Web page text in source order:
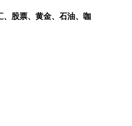
股票、黄金、石油、咖